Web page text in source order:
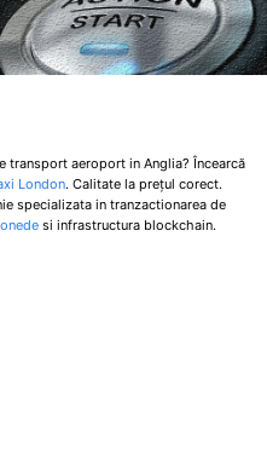
transport aeroport in Anglia? Încearcă
London. Calitate la prețul corect.
specializata in tranzactionarea de
si infrastructura blockchain.